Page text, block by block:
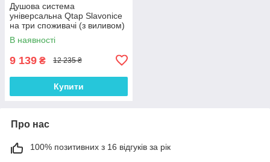
Душова система
універсальна Qtap Slavonice
на три споживачі (з виливом)
QTSLA111CRM45904 Chrome
В наявності
9 139 ₴ 12 235 ₴
Купити
Про нас
100% позитивних з 16 відгуків за рік